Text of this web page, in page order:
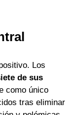
Los
de sus
como único
tras eliminar